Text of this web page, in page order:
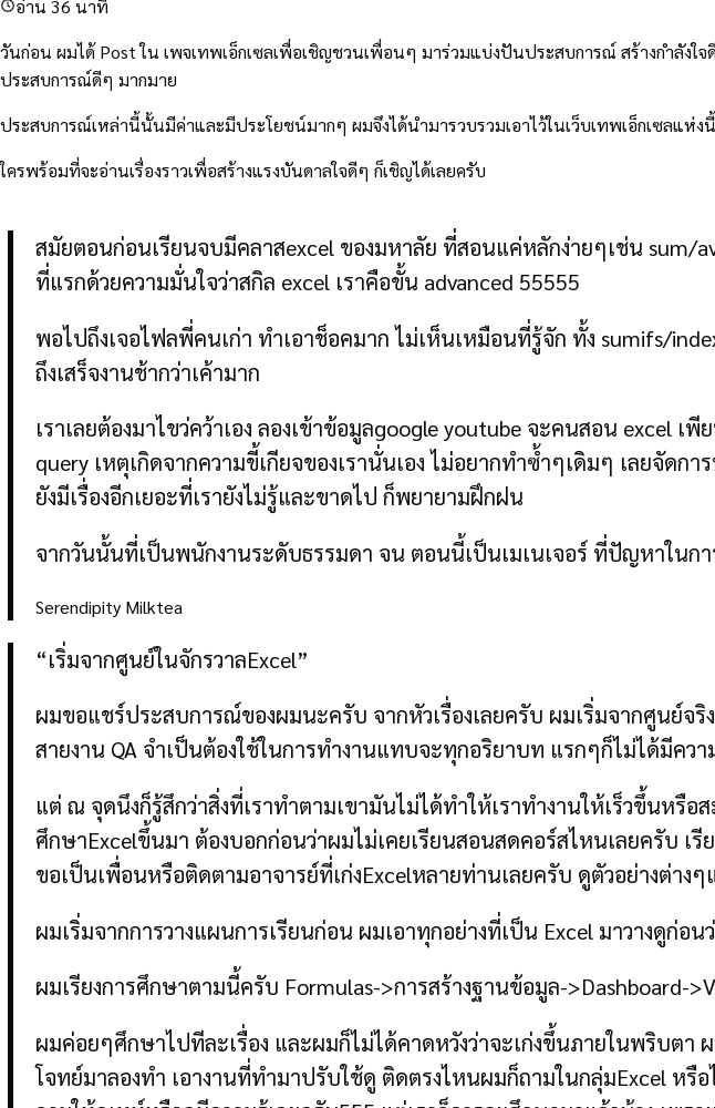
อ่าน 36 นาที
วันก่อน ผมได้ Post ใน เพจเทพเอ็กเซลเพื่อเชิญชวนเพื่อนๆ มาร่วมแบ่งปันประสบการณ์ สร้างกำลังใ
ประสบการณ์ดีๆ มากมาย
ประสบการณ์เหล่านี้นั้นมีค่าและมีประโยชน์มากๆ ผมจึงได้นำมารวบรวมเอาไว้ในเว็บเทพเอ็กเซลแห่
ใครพร้อมที่จะอ่านเรื่องราวเพื่อสร้างแรงบันดาลใจดีๆ ก็เชิญได้เลยครับ
สมัยตอนก่อนเรียนจบมีคลาสexcel ของมหาลัย ที่สอนแค่หลักง่ายๆเช่น sum/
ที่แรกด้วยความมั่นใจว่าสกิล excel เราคือขั้น advanced 55555
พอไปถึงเจอไฟลพี่คนเก่า ทำเอาช็อคมาก ไม่เห็นเหมือนที่รู้จัก ทั้ง sumifs/
ถึงเสร็จงานช้ากว่าเค้ามาก
เราเลยต้องมาไขว่คว้าเอง ลองเข้าข้อมูลgoogle youtube จะคนสอน excel
query เหตุเกิดจากความขี้เกียจของเรานั่นเอง ไม่อยากทำซ้ำๆเดิมๆ เลยจัด
ยังมีเรื่องอีกเยอะที่เรายังไม่รู้และขาดไป ก็พยายามฝึกฝน
จากวันนั้นที่เป็นพนักงานระดับธรรมดา จน ตอนนี้เป็นเมเนเจอร์ ที่ปัญหาในกา
Serendipity Milktea
“เริ่มจากศูนย์ในจักรวาลExcel”
ผมขอแชร์ประสบการณ์ของผมนะครับ จากหัวเรื่องเลยครับ ผมเริ่มจากศูนย์จ
สายงาน QA จำเป็นต้องใช้ในการทำงานแทบจะทุกอริยาบท แรกๆก็ไม่ได้มีค
แต่ ณ จุดนึงก็รู้สึกว่าสิ่งที่เราทำตามเขามันไม่ได้ทำให้เราทำงานให้เร็วขึ้นหรื
ศึกษาExcelขึ้นมา ต้องบอกก่อนว่าผมไม่เคยเรียนสอนสดคอร์สไหนเลยครับ เ
ขอเป็นเพื่อนหรือติดตามอาจารย์ที่เก่งExcelหลายท่านเลยครับ ดูตัวอย่างต่างๆ
ผมเริ่มจากการวางแผนการเรียนก่อน ผมเอาทุกอย่างที่เป็น Excel มาวางดูก่อ
ผมเรียงการศึกษาตามนี้ครับ Formulas->การสร้างฐานข้อมูล->Dashboard-
ผมค่อยๆศึกษาไปทีละเรื่อง และผมก็ไม่ได้คาดหวังว่าจะเก่งขึ้นภายในพริบต
โจทย์มาลองทำ เอางานที่ทำมาปรับใช้ดู ติดตรงไหนผมก็ถามในกลุ่มExcel ห